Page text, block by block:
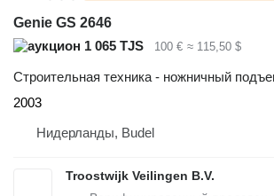
Genie GS 2646
1 065 TJS
100 € ≈ 115,50 $
Строительная техника - ножничный
2003
Нидерланды, Budel
Troostwijk Veilingen B.V.